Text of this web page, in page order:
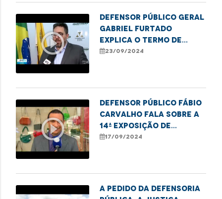
play_circle_outline
Defensor público geral
Gabriel Furtado
explica o termo de
cooperação entre
23/09/2024
play_circle_outline
Defensor público Fábio
Carvalho fala sobre a
14ª Exposição de
Desenhos Afro,
CEIRI de Imperatriz
17/09/2024
A pedido da Defensoria